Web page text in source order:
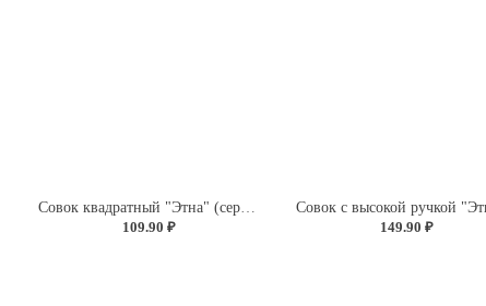
109.90 ₽
149.90 ₽